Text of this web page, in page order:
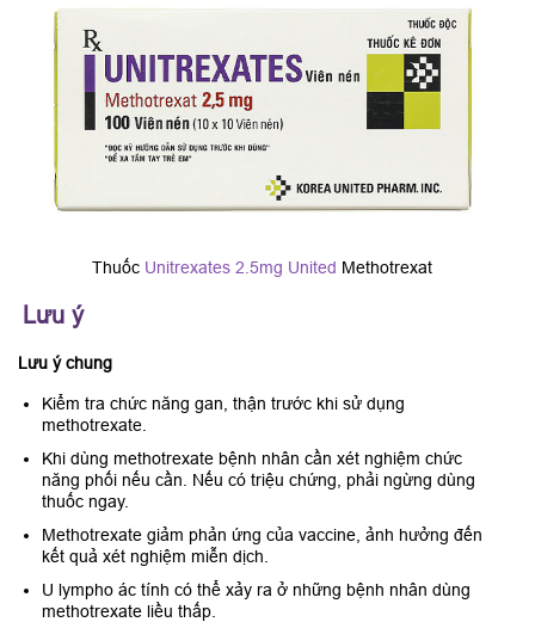
Thuốc Unitrexates 2.5mg United Methotrexat
Lưu ý
Lưu ý chung
Kiểm tra chức năng gan, thận trước khi sử dụng
methotrexate.
Khi dùng methotrexate bệnh nhân cần xét nghiệm chức
năng phối nếu cần. Nếu có triệu chứng, phải ngừng dùng
thuốc ngay.
Methotrexate giảm phản ứng của vaccine, ảnh hưởng đến
kết quả xét nghiệm miễn dịch.
U lympho ác tính có thể xảy ra ở những bệnh nhân dùng
methotrexate liều thấp.